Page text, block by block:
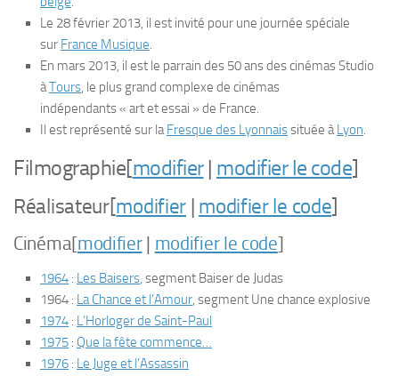
Le 28 février 2013, il est invité pour une journée spéciale
sur France Musique.
En mars 2013, il est le parrain des 50 ansdes cinémas Studio
àTours, le plus grand complexe de cinémas
indépendants« art et essai » de France.
Il est représenté sur laFresque des Lyonnaissituée àLyon.
Filmographie[modifier| modifier le code]
Réalisateur[modifier | modifier le code]
Cinéma[modifier| modifier le code]
1964 : Les Baisers, segment Baiser de Judas
1964 : La Chance et l’Amour, segment Une chance explosive
1974 : L’Horloger de Saint-Paul
1975 : Que la fête commence…
1976 : Le Juge et l’Assassin